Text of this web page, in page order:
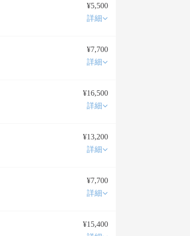
¥5,500
詳細
¥7,700
詳細
¥16,500
詳細
¥13,200
詳細
¥7,700
詳細
¥15,400